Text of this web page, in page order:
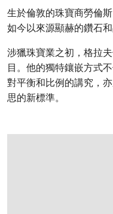
生於倫敦的珠寶商勞倫
如今以來源顯赫的鑽石
涉獵珠寶業之初，格拉
目。他的獨特鑲嵌方式
對平衡和比例的講究，
思的新標準。